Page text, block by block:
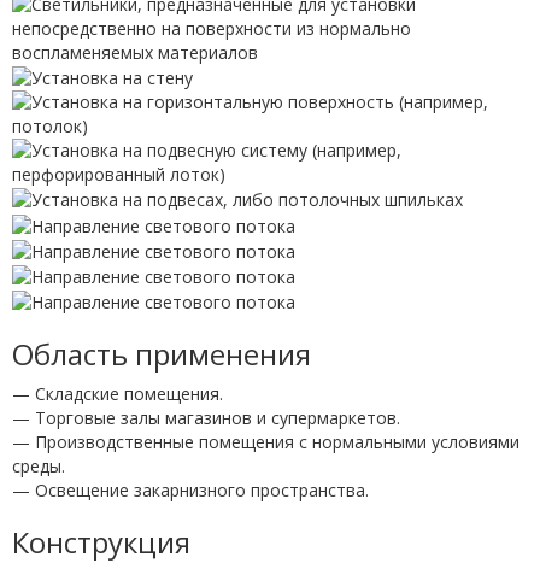
Область применения
— Складские помещения.
— Торговые залы магазинов и супермаркетов.
— Производственные помещения с нормальными условиями
среды.
— Освещение закарнизного пространства.
Конструкция